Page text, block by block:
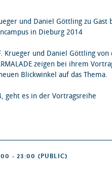
und Daniel Göttling zu Gast
in Dieburg 2014
Krueger und Daniel Göttling von
zeigen bei ihrem
Blickwinkel auf das Thema.
geht es in der Vortragsreihe
- 23:00 (PUBLIC)